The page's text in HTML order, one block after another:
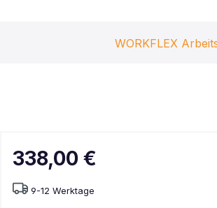
WORKFLEX
338,00 €
9-12 Werktage